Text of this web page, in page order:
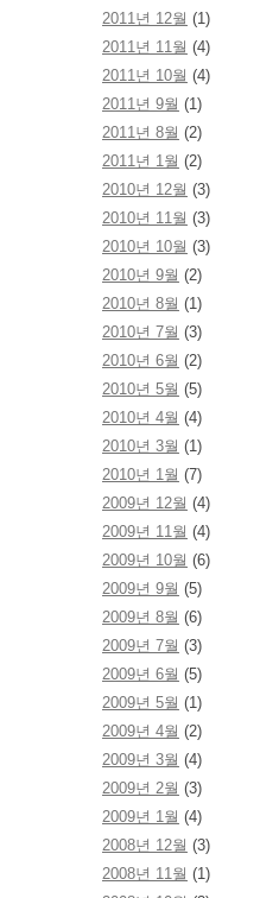
2011년 12월 (1)
2011년 11월 (4)
2011년 10월 (4)
2011년 9월 (1)
2011년 8월 (2)
2011년 1월 (2)
2010년 12월 (3)
2010년 11월 (3)
2010년 10월 (3)
2010년 9월 (2)
2010년 8월 (1)
2010년 7월 (3)
2010년 6월 (2)
2010년 5월 (5)
2010년 4월 (4)
2010년 3월 (1)
2010년 1월 (7)
2009년 12월 (4)
2009년 11월 (4)
2009년 10월 (6)
2009년 9월 (5)
2009년 8월 (6)
2009년 7월 (3)
2009년 6월 (5)
2009년 5월 (1)
2009년 4월 (2)
2009년 3월 (4)
2009년 2월 (3)
2009년 1월 (4)
2008년 12월 (3)
2008년 11월 (1)